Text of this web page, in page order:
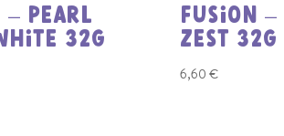
– PEARL
32G
FUSION –
ZEST 32G
6,60 €